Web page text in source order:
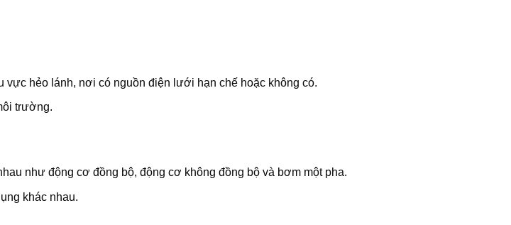
hẻo lánh, nơi có nguồn điện lưới hạn chế hoặc không có.
trường.
như động cơ đồng bộ, động cơ không đồng bộ và bơm một pha.
khác nhau.